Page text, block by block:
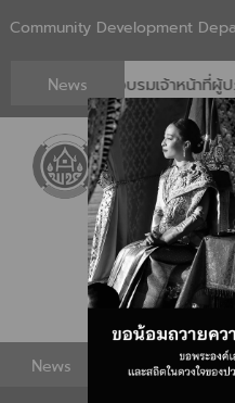
Community Development
News
ปฏิบัติงานด้านยุทธศาสตร์การ
กองแผนงาน
News
กองแผนงาน พช. เตรียมคว